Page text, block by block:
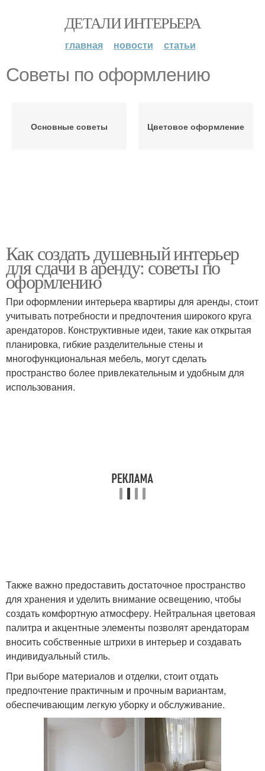
ДЕТАЛИ ИНТЕРЬЕРА
главная новости статьи
Советы по оформлению
Основные советы Цветовое оформление
Как создать душевный интерьер
для сдачи в аренду: советы по
оформлению
При оформлении интерьера квартиры для аренды, стоит
учитывать потребности и предпочтения широкого круга
арендаторов. Конструктивные идеи, такие как открытая
планировка, гибкие разделительные стены и
многофункциональная мебель, могут сделать
пространство более привлекательным и удобным для
использования.
Также важно предоставить достаточное пространство
для хранения и уделить внимание освещению, чтобы
создать комфортную атмосферу. Нейтральная цветовая
палитра и акцентные элементы позволят арендаторам
вносить собственные штрихи в интерьер и создавать
индивидуальный стиль.
При выборе материалов и отделки, стоит отдать
предпочтение практичным и прочным вариантам,
обеспечивающим легкую уборку и обслуживание.